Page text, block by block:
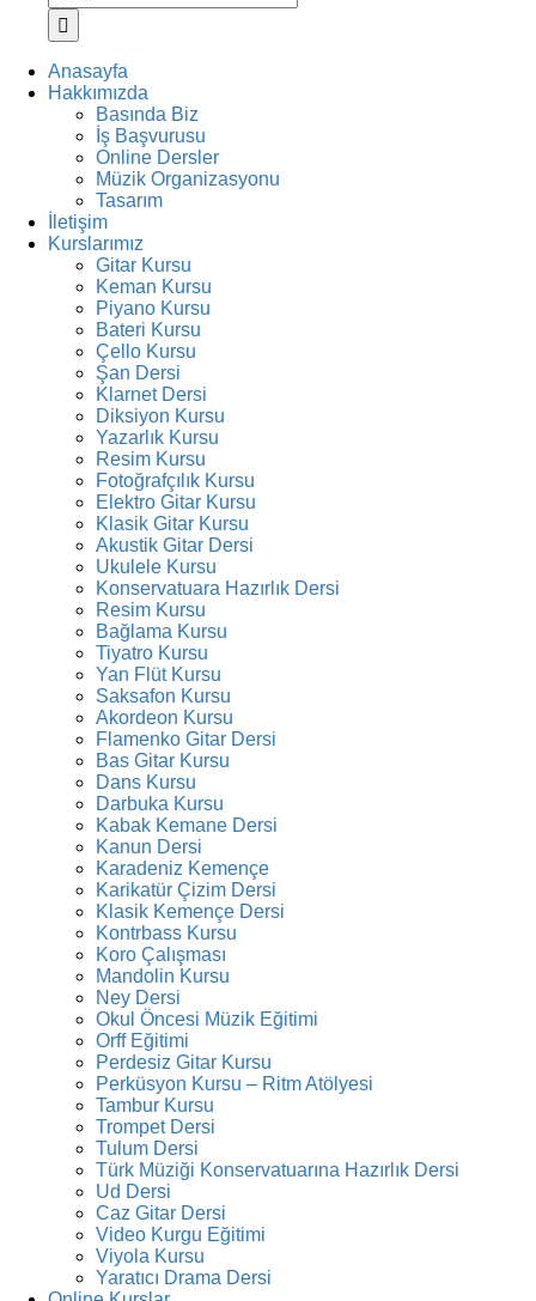
Anasayfa
Hakkımızda
Basında Biz
İş Başvurusu
Online Dersler
Müzik Organizasyonu
Tasarım
İletişim
Kurslarımız
Gitar Kursu
Keman Kursu
Piyano Kursu
Bateri Kursu
Çello Kursu
Şan Dersi
Klarnet Dersi
Diksiyon Kursu
Yazarlık Kursu
Resim Kursu
Fotoğrafçılık Kursu
Elektro Gitar Kursu
Klasik Gitar Kursu
Akustik Gitar Dersi
Ukulele Kursu
Konservatuara Hazırlık Dersi
Resim Kursu
Bağlama Kursu
Tiyatro Kursu
Yan Flüt Kursu
Saksafon Kursu
Akordeon Kursu
Flamenko Gitar Dersi
Bas Gitar Kursu
Dans Kursu
Darbuka Kursu
Kabak Kemane Dersi
Kanun Dersi
Karadeniz Kemençe
Karikatür Çizim Dersi
Klasik Kemençe Dersi
Kontrbass Kursu
Koro Çalışması
Mandolin Kursu
Ney Dersi
Okul Öncesi Müzik Eğitimi
Orff Eğitimi
Perdesiz Gitar Kursu
Perküsyon Kursu – Ritm Atölyesi
Tambur Kursu
Trompet Dersi
Tulum Dersi
Türk Müziği Konservatuarına Hazırlık Dersi
Ud Dersi
Caz Gitar Dersi
Video Kurgu Eğitimi
Viyola Kursu
Yaratıcı Drama Dersi